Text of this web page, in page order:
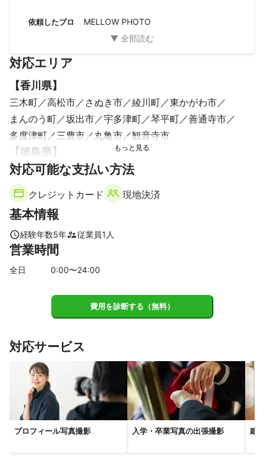
をほぐしてもらえたので自然と笑顔になれました。
こちらの要望も聞いてもらいながら楽しく撮影することがで
また機会があればお願いさせていただきたいと思います。
依頼したプロ MELLOW PHOTO
対応エリア
【香川県】
三木町 高松市 さぬき市 綾川町
東かがわ市
まんのう町
坂出市 宇多津町 琴平町
善通寺市
多度津町
三豊市 丸亀市 観音寺市
【徳島県】
吉野川市 板野町 東みよし町
藍住町
美馬市
松茂町
徳島市 北島町 三好市
対応可能な支払い方法
クレジットカード 現地決済
基本情報
経験年数5年 従業員1 人
営業時間
全日 0:00〜24:00
費用を診断する（無料）
対応サービス
プロフィール写真撮影 入学・卒業写真の出張撮影 建